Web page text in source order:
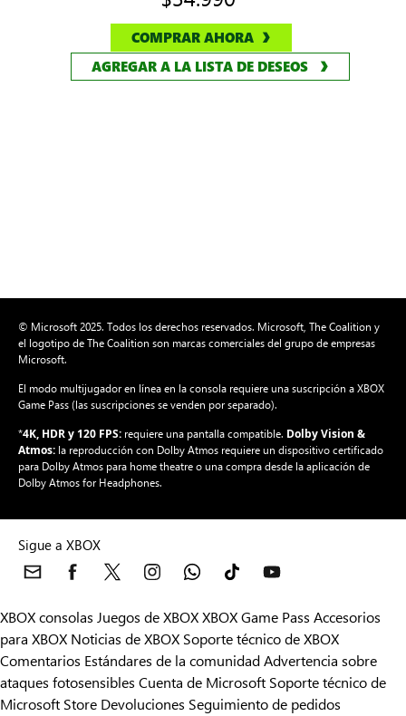
COMPRAR AHORA
© Microsoft 2025. Todos los derechos reservados. Microsoft, The Coalition y
el logotipo de The Coalition son marcas comerciales del grupo de empresas
Microsoft.
El modo multijugador en línea en la consola requiere una suscripción a XBOX
Game Pass (las suscripciones se venden por separado).
4K, HDR y 120 FPS: requiere una pantalla compatible. Dolby Vision &
Atmos: la reproducción con Dolby Atmos requiere un dispositivo certificado
para Dolby Atmos para home theatre o una compra desde la aplicación de
Dolby Atmos for Headphones.
Sigue a XBOX
XBOX consolas Juegos de XBOXXBOX Game Pass Accesorios
para XBOX Noticias de XBOX Soporte técnico de XBOX
Comentarios Estándares de la comunidadAdvertencia sobre
ataques fotosensibles Cuenta de Microsoft Soporte técnico de